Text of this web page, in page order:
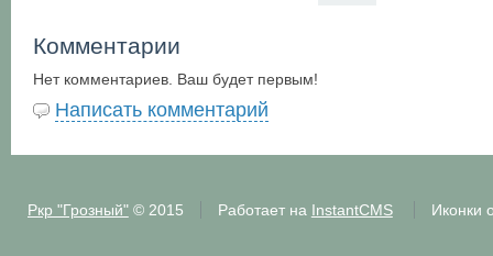
Комментарии
Нет комментариев. Ваш будет первым!
Написать комментарий
Ркр "Грозный"© 2015 Работает на InstantCMS Иконки